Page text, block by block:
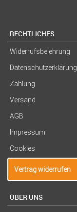
RECHTLICHES
Widerrufsbelehrung
Datenschutzerklärung
Zahlung
Versand
AGB
Impressum
Cookies
Vertrag widerrufen
ÜBER UNS